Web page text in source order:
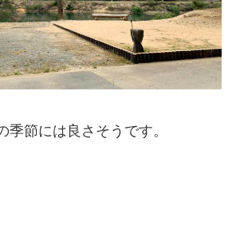
季節には良さそうです。